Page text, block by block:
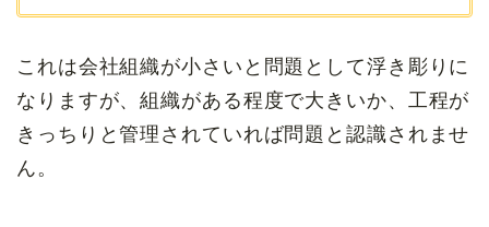
これは会社組織が小さいと問題として浮き彫りに
なりますが、組織がある程度で大きいか、工程が
きっちりと管理されていれば問題と認識されませ
ん。